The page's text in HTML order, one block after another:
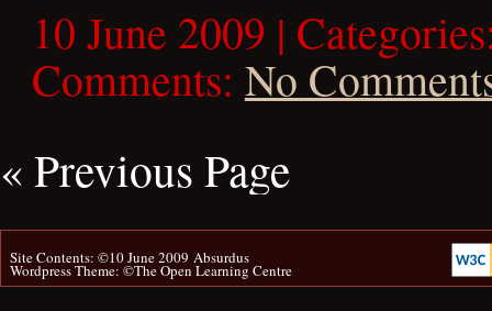
10 June 2009 |
Comments: No
« Previous Page
Site Contents: ©10 June 2009 Absurdus
Wordpress Theme: ©The Open Learning Centre